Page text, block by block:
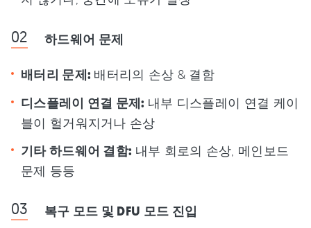
하드웨어 문제
배터리 문제: 배터리의 손상 & 결함
디스플레이 연결 문제: 내부 디스플레이 연결 케이
블이 헐거워지거나 손상
기타 하드웨어 결함: 내부 회로의 손상, 메인보드
문제 등등
복구 모드 및 DFU 모드 진입